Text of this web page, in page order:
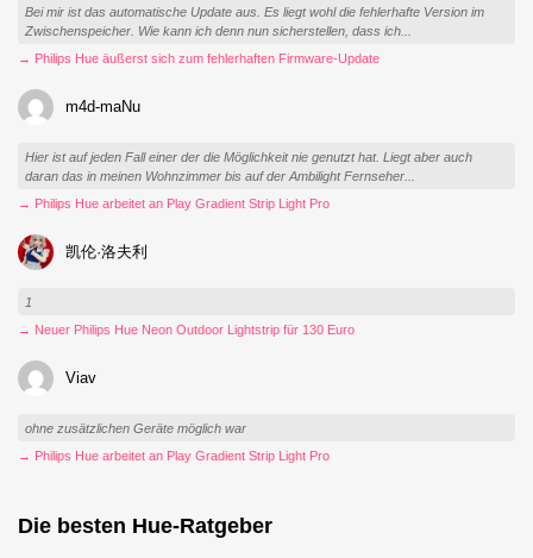
Bei mir ist das automatische Update aus. Es liegt wohl die fehlerhafte Version im
Zwischenspeicher. Wie kann ich denn nun sicherstellen, dass ich...
→ Philips Hue äußerst sich zum fehlerhaften Firmware-Update
m4d-maNu
Hier ist auf jeden Fall einer der die Möglichkeit nie genutzt hat. Liegt aber auch
daran das in meinen Wohnzimmer bis auf der Ambilight Fernseher...
→ Philips Hue arbeitet an Play Gradient Strip Light Pro
凯伦·洛夫利
1
→ Neuer Philips Hue Neon Outdoor Lightstrip für 130 Euro
Viav
ohne zusätzlichen Geräte möglich war
→ Philips Hue arbeitet an Play Gradient Strip Light Pro
Die besten Hue-Ratgeber